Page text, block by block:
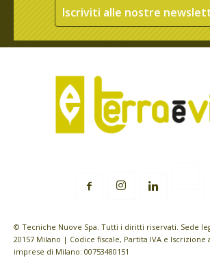
Iscriviti alle nostre
© Tecniche Nuove Spa. Tutti i diritti riservati. Sede
20157 Milano | Codice fiscale, Partita IVA e Iscrizione
imprese di Milano: 00753480151